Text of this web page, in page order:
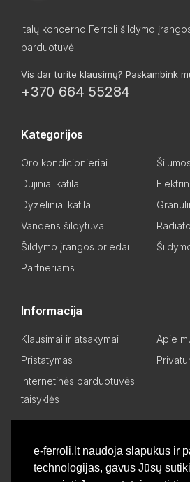
e-ferroli.lt naudoja slapukus ir
technologijas, gavus Jūsų
Italų koncerno Ferroli šildymo
parduotuvė
Vis dar turite klausimų? Paskambink
+370 664 55284
Kategorijos
Oro kondicionieriai
Dujiniai katilai
Dyzeliniai katilai
Vandens šildytuvai
Šildymo įrangos priedai
Partneriams
Informacija
Klausimai ir atsakymai
Apie
Pristatymas
Internetinės parduotuvės
taisyklės
Asmeninis kabinetas